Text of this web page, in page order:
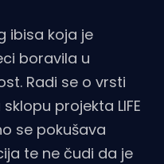
ibisa koja je
boravila u
Radi se o vrsti
projekta LIFE
se pokušava
te ne čudi da je